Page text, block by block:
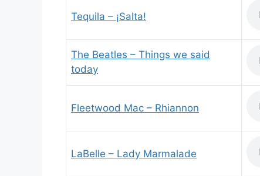
Tequila – ¡Salta!
The Beatles – Things we said
today
Fleetwood Mac – Rhiannon
LaBelle – Lady Marmalade